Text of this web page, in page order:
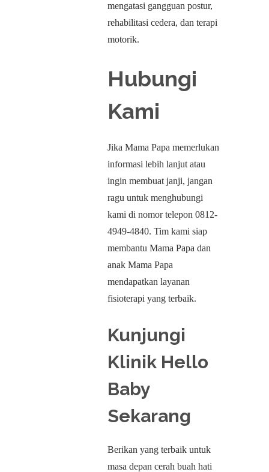
mengatasi gangguan postur,
rehabilitasi cedera, dan terapi
motorik.
Hubungi
Kami
Jika Mama Papa memerlukan
informasi lebih lanjut atau
ingin membuat janji, jangan
ragu untuk menghubungi
kami di nomor telepon 0812-
4949-4840. Tim kami siap
membantu Mama Papa dan
anak Mama Papa
mendapatkan layanan
fisioterapi yang terbaik.
Kunjungi
Klinik Hello
Baby
Sekarang
Berikan yang terbaik untuk
masa depan cerah buah hati